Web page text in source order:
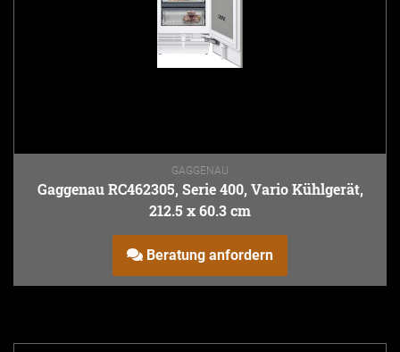
GAGGENAU
Gaggenau RC462305, Serie 400, Vario Kühlgerät,
212.5 x 60.3 cm
Beratung anfordern